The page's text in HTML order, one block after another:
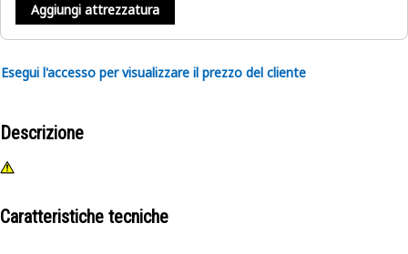
Aggiungi attrezzatura
Esegui l'accesso per visualizzare il prezzo del cliente
Descrizione
Caratteristiche tecniche